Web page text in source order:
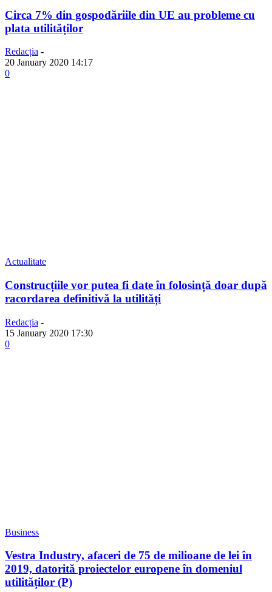
Circa 7% din gospodăriile din UE au probleme cu
plata utilităților
Redacția -
20 January 2020 14:17
0
Actualitate
Construcțiile vor putea fi date în folosință doar după
racordarea definitivă la utilități
Redacția -
15 January 2020 17:30
0
Business
Vestra Industry, afaceri de 75 de milioane de lei în
2019, datorită proiectelor europene în domeniul
utilităților (P)